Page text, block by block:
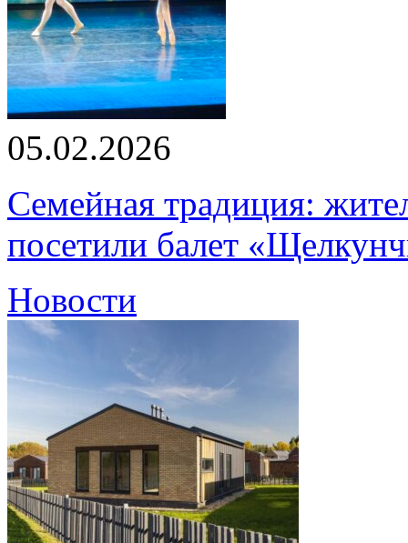
05.02.2026
Семейная традиция:
посетили балет
Новости